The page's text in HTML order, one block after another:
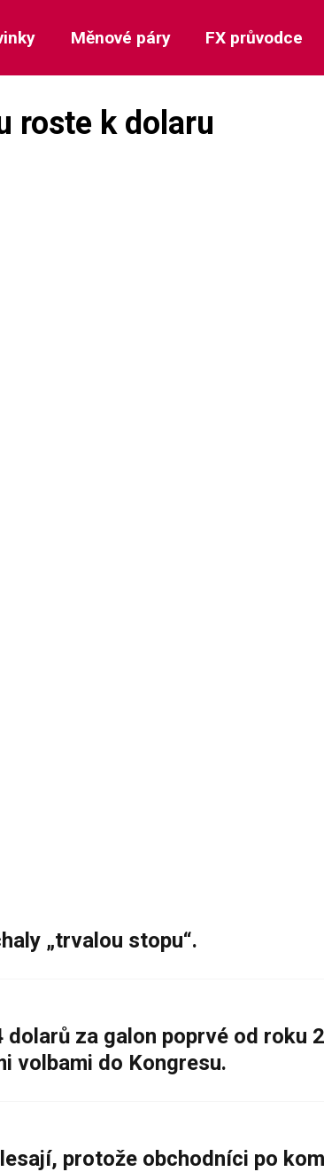
Měnové páry FX průvodce
roste k dolaru
„trvalou stopu“.
dolarů za galon poprvé od roku
volbami do Kongresu.
protože obchodníci po